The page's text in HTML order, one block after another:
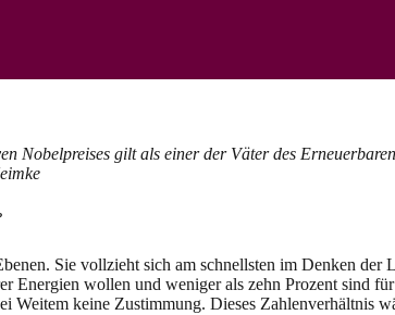
Nobelpreises gilt als einer der Väter des
Sie vollzieht sich am schnellsten im Denken
Energien wollen und weniger als zehn Prozent
Weitem keine Zustimmung. Dieses Zahlenverhältnis